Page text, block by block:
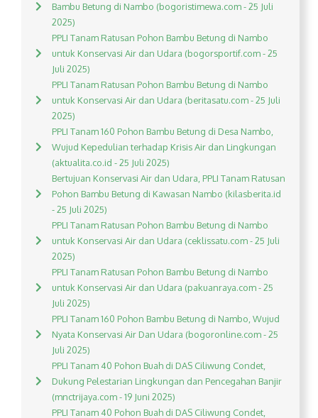
Bambu Betung di Nambo (bogoristimewa.com - 25 Juli
2025)
PPLI Tanam Ratusan Pohon Bambu Betung di Nambo
untuk Konservasi Air dan Udara (bogorsportif.com - 25
Juli 2025)
PPLI Tanam Ratusan Pohon Bambu Betung di Nambo
untuk Konservasi Air dan Udara (beritasatu.com - 25 Juli
2025)
PPLI Tanam 160 Pohon Bambu Betung di Desa Nambo,
Wujud Kepedulian terhadap Krisis Air dan Lingkungan
(aktualita.co.id - 25 Juli 2025)
Bertujuan Konservasi Air dan Udara, PPLI Tanam Ratusan
Pohon Bambu Betung di Kawasan Nambo (kilasberita.id
- 25 Juli 2025)
PPLI Tanam Ratusan Pohon Bambu Betung di Nambo
untuk Konservasi Air dan Udara (ceklissatu.com - 25 Juli
2025)
PPLI Tanam Ratusan Pohon Bambu Betung di Nambo
untuk Konservasi Air dan Udara (pakuanraya.com - 25
Juli 2025)
PPLI Tanam 160 Pohon Bambu Betung di Nambo, Wujud
Nyata Konservasi Air Dan Udara (bogoronline.com - 25
Juli 2025)
PPLI Tanam 40 Pohon Buah di DAS Ciliwung Condet,
Dukung Pelestarian Lingkungan dan Pencegahan Banjir
(mnctrijaya.com - 19 Juni 2025)
PPLI Tanam 40 Pohon Buah di DAS Ciliwung Condet,